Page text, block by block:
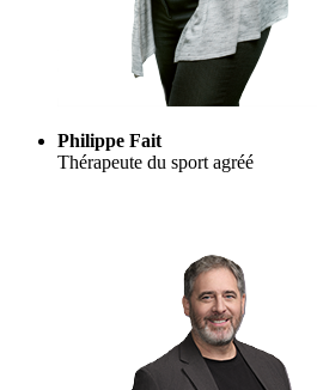
Philippe Fait
Thérapeute du sport agréé